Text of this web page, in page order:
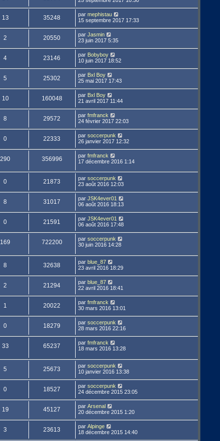
13 35248 par mephistau
15 septembre 2017 17:33
2 20550 par Jasmin
23 juin 2017 5:35
4 23146 par Bobyboy
10 juin 2017 18:52
5 25302 par Bxl Boy
25 mai 2017 17:43
10 160048 par Bxl Boy
21 avril 2017 11:44
8 29572 par fmfranck
24 février 2017 22:03
0 22333 par soccerpunk
26 janvier 2017 12:32
290 356996 par fmfranck
17 décembre 2016 1:14
0 21873 par soccerpunk
23 août 2016 12:03
8 31017 par JSK4ever01
06 août 2016 18:13
0 21591 par JSK4ever01
06 août 2016 17:48
169 722200 par soccerpunk
30 juin 2016 14:28
8 32638 par blue_87
23 avril 2016 18:29
2 21294 par blue_87
22 avril 2016 18:41
1 20022 par fmfranck
30 mars 2016 13:01
0 18279 par soccerpunk
28 mars 2016 22:16
33 65237 par fmfranck
18 mars 2016 13:28
5 25673 par soccerpunk
10 janvier 2016 13:38
0 18527 par soccerpunk
24 décembre 2015 23:05
19 45127 par Arsenal
20 décembre 2015 1:20
3 23613 par Alpinge
18 décembre 2015 14:40